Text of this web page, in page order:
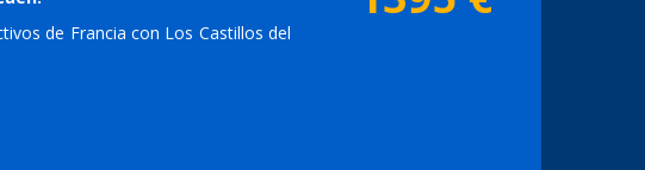
de Francia con Los Castillos del